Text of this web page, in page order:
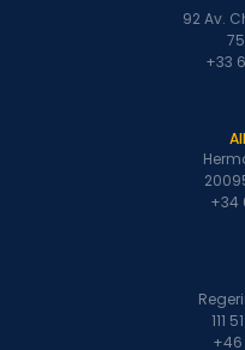
92 Av.
+33
+34
111
+46